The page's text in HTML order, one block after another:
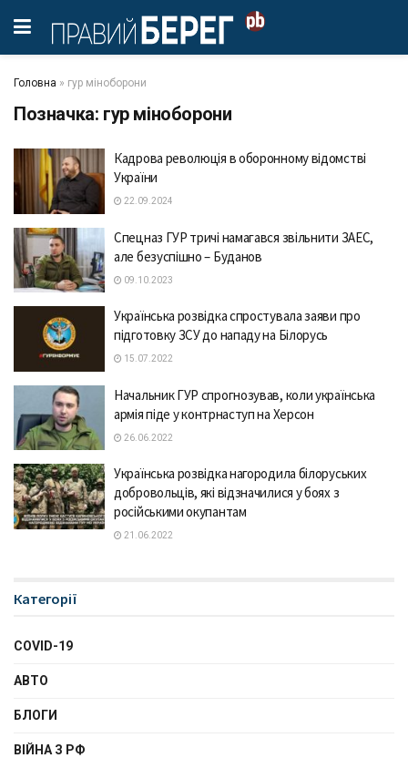
Головна » гур міноборони
Позначка: гур міноборони
Кадрова революція в оборонному відомстві
України
22.09.2024
Спецназ ГУР тричі нaмaгaвся звільнити ЗAЕС,
aле безуспішно – Будaнов
09.10.2023
Українська розвідка спростувала заяви про
підготовку ЗСУ до нападу на Білорусь
15.07.2022
Начальник ГУР спрогнозував, коли українська
армія піде у контрнаступ на Херсон
26.06.2022
Українська розвідка нагородила білоруських
добровольців, які відзначилися у боях з
російськими окупантам
21.06.2022
Категорії
COVID-19
АВТО
БЛОГИ
ВІЙНА З РФ